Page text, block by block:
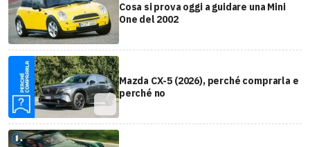
Cosa si prova oggi a guidare una Mini
One del 2002
Mazda CX-5 (2026), perché comprarla e
perché no